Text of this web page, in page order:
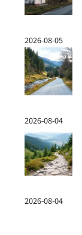
2026-08-05
2026-08-04
2026-08-04